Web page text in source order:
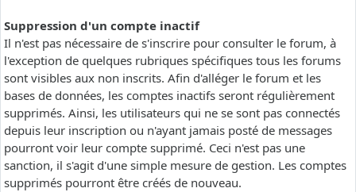
Suppression d'un compte inactif
Il n'est pas nécessaire de s'inscrire pour consulter le forum, à
l'exception de quelques rubriques spécifiques tous les forums
sont visibles aux non inscrits. Afin d'alléger le forum et les
bases de données, les comptes inactifs seront régulièrement
supprimés. Ainsi, les utilisateurs qui ne se sont pas connectés
depuis leur inscription ou n'ayant jamais posté de messages
pourront voir leur compte supprimé. Ceci n'est pas une
sanction, il s'agit d'une simple mesure de gestion. Les comptes
supprimés pourront être créés de nouveau.